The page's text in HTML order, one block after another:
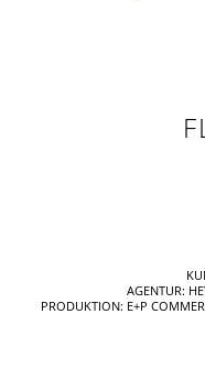
AGENTUR:
PRODUKTION: E+P